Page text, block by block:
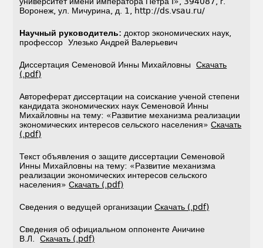
Воронеж, ул. Мичурина, д. 1, http://ds.vsau.ru/
Научный руководитель: доктор экономических наук,
профессор Улезько Андрей Валерьевич
Диссертация Семеновой Инны МихайловныСкачать
(.pdf)
Автореферат диссертации на соискание ученой степени
кандидата экономических наук Семеновой Инны
Михайловны на тему: «Развитие механизма реализации
экономических интересов сельского населения»Скачать
(.pdf)
Текст объявления о защите диссертации Семеновой
Инны Михайловны на тему: «Развитие механизма
реализации экономических интересов сельского
населения»Скачать (.pdf)
Сведения о ведущей организацииСкачать (.pdf)
Сведения об официальном оппоненте Аничине
В.Л.Скачать (.pdf)